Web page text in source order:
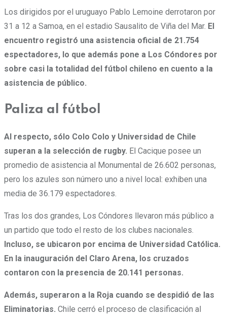
Los dirigidos por el uruguayo Pablo Lemoine derrotaron por
31 a 12 a Samoa, en el estadio Sausalito de Viña del Mar. El
encuentro registró una asistencia oficial de 21.754
espectadores, lo que además pone a Los Cóndores por
sobre casi la totalidad del fútbol chileno en cuento a la
asistencia de público.
Paliza al fútbol
Al respecto, sólo Colo Colo y Universidad de Chile
superan a la selección de rugby. El Cacique posee un
promedio de asistencia al Monumental de 26.602 personas,
pero los azules son número uno a nivel local: exhiben una
media de 36.179 espectadores.
Tras los dos grandes, Los Cóndores llevaron más público a
un partido que todo el resto de los clubes nacionales.
Incluso, se ubicaron por encima de Universidad Católica.
En la inauguración del Claro Arena, los cruzados
contaron con la presencia de 20.141 personas.
Además, superaron a la Roja cuando se despidió de las
Eliminatorias. Chile cerró el proceso de clasificación al